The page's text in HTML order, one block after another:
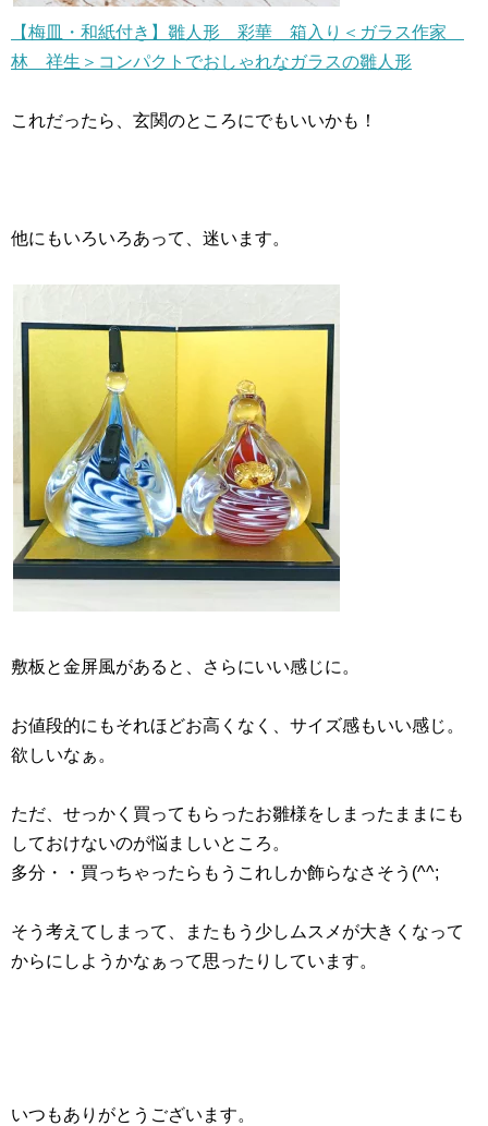
【梅皿・和紙付き】雛人形 彩華 箱入り＜ガラス作家
林 祥生＞コンパクトでおしゃれなガラスの雛人形
これだったら、玄関のところにでもいいかも！
他にもいろいろあって、迷います。
敷板と金屏風があると、さらにいい感じに。
お値段的にもそれほどお高くなく、サイズ感もいい感じ。
欲しいなぁ。
ただ、せっかく買ってもらったお雛様をしまったままにも
しておけないのが悩ましいところ。
多分・・買っちゃったらもうこれしか飾らなさそう(^^;
そう考えてしまって、またもう少しムスメが大きくなって
からにしようかなぁって思ったりしています。
いつもありがとうございます。